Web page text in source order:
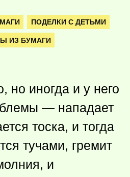
ПОДЕЛКИ С ДЕТЬМИ
ИЗ БУМАГИ
но иногда и у него
— нападает
тоска, и тогда
тучами, гремит
и